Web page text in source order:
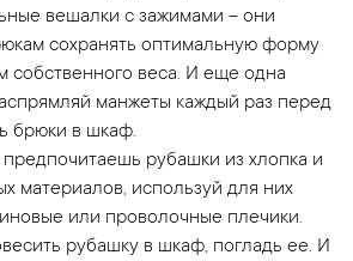
вешалки с зажимами – они
сохранять оптимальную форму
собственного веса. И еще одна
манжеты каждый раз перед
брюки в шкаф.
рубашки из хлопка и
материалов, используй для них
или проволочные плечики.
рубашку в шкаф, погладь ее. И